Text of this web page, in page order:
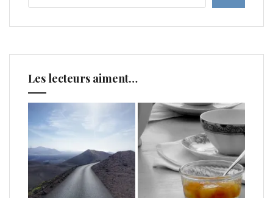
Les lecteurs aiment…